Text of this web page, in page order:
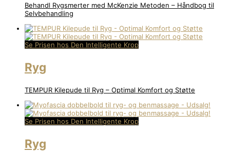
Behandl Rygsmerter med McKenzie Metoden – Håndbog til
Selvbehandling
Se Prisen hos Den Intelligente Krop
Ryg
TEMPUR Kilepude til Ryg – Optimal Komfort og Støtte
Se Prisen hos Den Intelligente Krop
Ryg